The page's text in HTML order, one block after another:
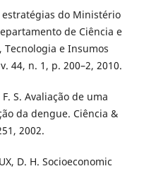
estratégias do Ministério
de Ciência e
Tecnologia e Insumos
44, n. 1, p. 200–2, 2010.
F. S. Avaliação de uma
da dengue. Ciência &
2002.
D. H. Socioeconomic